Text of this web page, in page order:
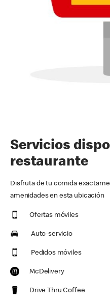
Servicios
restaurante
Disfruta de tu comida
amenidades en esta ubicación
Ofertas móviles
Auto-servicio
Pedidos móviles
McDelivery
Drive Thru Coffee